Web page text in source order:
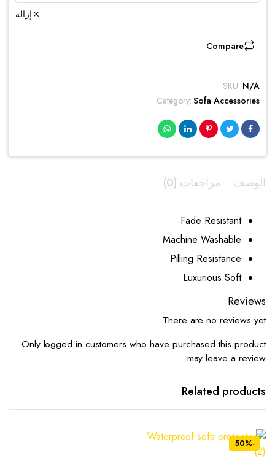
إزالة
Compare
SKU: N/A
Category: Sofa Accessories
الوصف مراجعات (0)
Fade Resistant
Machine Washable
Pilling Resistance
Luxurious Soft
Reviews
There are no reviews yet.
Only logged in customers who have purchased this product
may leave a review.
Related products
-50%